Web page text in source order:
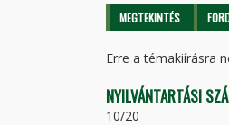
Elsődleges
MEGTEKINTÉS (AKTÍV
Erre a témakiírásra
NYILVÁNTARTÁSI
10/20